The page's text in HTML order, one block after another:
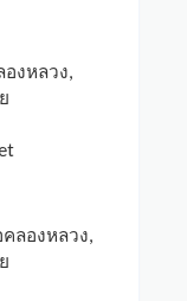
องหลวง,
ลองหลวง,